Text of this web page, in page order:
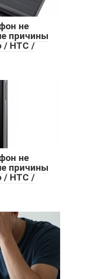
не
причины
/ HTC /
не
причины
/ HTC /